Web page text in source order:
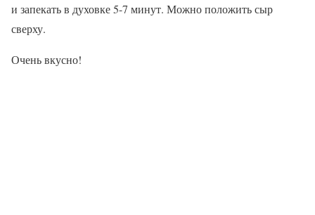
и запекать в духовке 5-7 минут. Можно положить сыр
сверху.
Очень вкусно!